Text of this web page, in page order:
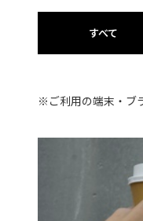
すべて
※ご利用の端末・ブ